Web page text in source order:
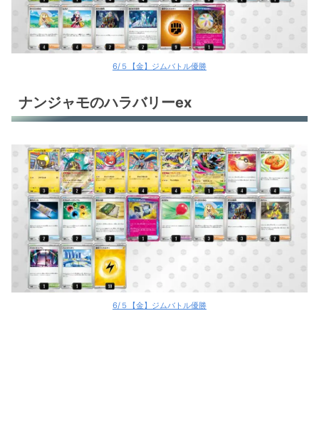
メガルカリオex
ブースターex
6/５【金】ジムバトル優勝
ナンジャモのハラバリーex
6/５【金】ジムバトル優勝